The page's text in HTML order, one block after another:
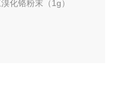
化铬粉末（1g）